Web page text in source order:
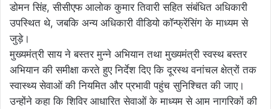
डोमन सिंह, सीसीएफ आलोक कुमार तिवारी सहित संबंधित अधिकारी
उपस्थित थे, जबकि अन्य अधिकारी वीडियो कॉन्फ्रेंसिंग के माध्यम से
जुड़े।
मुख्यमंत्री साय ने बस्तर मुन्ने अभियान तथा मुख्यमंत्री स्वस्थ बस्तर
अभियान की समीक्षा करते हुए निर्देश दिए कि दूरस्थ वनांचल क्षेत्रों तक
स्वास्थ्य सेवाओं की नियमित और प्रभावी पहुंच सुनिश्चित की जाए।
उन्होंने कहा कि शिविर आधारित सेवाओं के माध्यम से आम नागरिकों की